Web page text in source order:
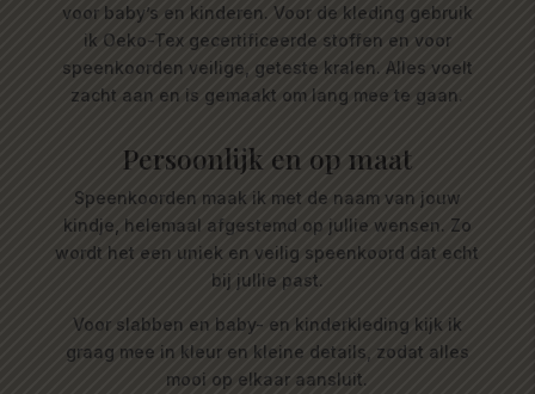
voor baby’s en kinderen. Voor de kleding gebruik
ik Oeko-Tex gecertificeerde stoffen en voor
speenkoorden veilige, geteste kralen. Alles voelt
zacht aan en is gemaakt om lang mee te gaan.
Persoonlijk en op maat
Speenkoorden maak ik met de naam van jouw
kindje, helemaal afgestemd op jullie wensen. Zo
wordt het een uniek en veilig speenkoord dat echt
bij jullie past.
Voor slabben en baby- en kinderkleding kijk ik
graag mee in kleur en kleine details, zodat alles
mooi op elkaar aansluit.